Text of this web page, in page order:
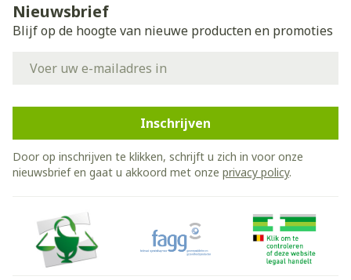
Nieuwsbrief
Blijf op de hoogte van nieuwe producten en promoties
Inschrijven
Door op inschrijven te klikken, schrijft u zich in voor onze
nieuwsbrief en gaat u akkoord met onze privacy policy.